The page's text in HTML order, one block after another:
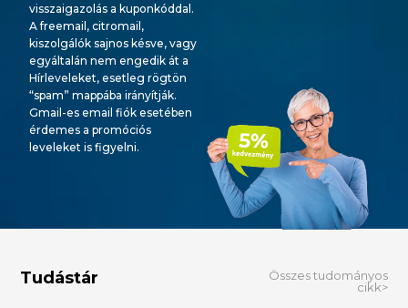
visszaigazolás a kuponkóddal.
A freemail, citromail,
kiszolgálók sajnos késve, vagy
egyáltalán nem engedik át a
Hírleveleket, esetleg rögtön
“spam” mappába irányítják.
Gmail-es email fiók esetében
érdemes a promóciós
leveleket is figyelni.
Tudástár
Összes tudományos
cikk>